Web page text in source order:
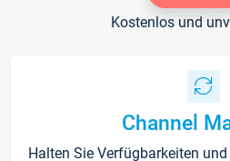
Kostenlos und
Channel
Halten Sie Verfügbarkeiten